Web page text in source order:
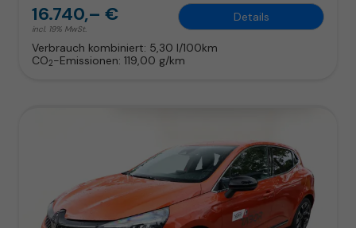
16.740,– €
incl. 19% MwSt.
Details
Verbrauch kombiniert: 5,30 l/100km
CO2-Emissionen: 119,00 g/km